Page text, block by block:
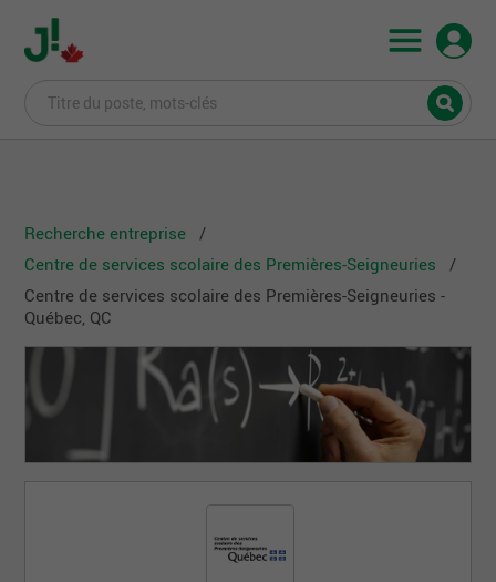
Recherche entreprise
Centre de services scolaire des Premières-Seigneuries
Centre de services scolaire des Premières-Seigneuries -
Québec, QC